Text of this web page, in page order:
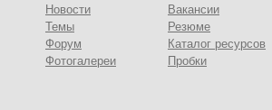
Новости
Темы
Форум
Фотогалереи
Вакансии
Резюме
Каталог ресурсов
Пробки